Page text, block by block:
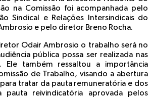
na Comissão foi acompanhada pelo
Sindical e Relações Intersindicais do
e pelo diretor Breno Rocha.
Odair Ambrosio o trabalho será no
pública possa ser realizada nas
Ele também ressaltou a importância
de Trabalho, visando a abertura
tratar da pauta remuneratória e dos
pauta reivindicatória aprovada pelos